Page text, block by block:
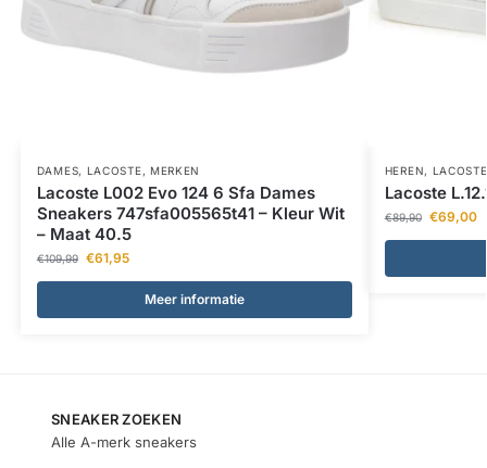
DAMES, LACOSTE, MERKEN
Lacoste L002 Evo 124 6 Sfa Dames
Sneakers 747sfa005565t41 – Kleur Wit
– Maat 40.5
€109,99 €61,95
Meer informatie
HEREN, LACOSTE
Lacoste
€89,90 €69,00
SNEAKER ZOEKEN
Alle A-merk sneakers